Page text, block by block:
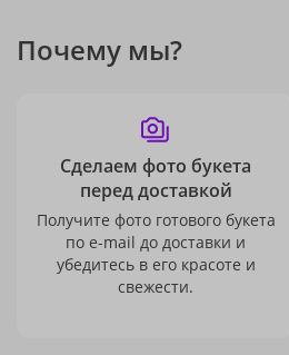
Почему мы?
Сделаем фото букета
перед доставкой
Получите фото готового букета
по e-mail до доставки и
убедитесь в его красоте и
свежести.